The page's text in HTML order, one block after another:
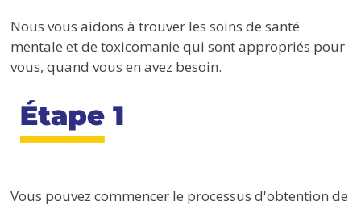
Nous vous aidons à trouver les soins de santé
mentale et de toxicomanie qui sont appropriés pour
vous, quand vous en avez besoin.
Vous pouvez commencer le processus d'obtention de